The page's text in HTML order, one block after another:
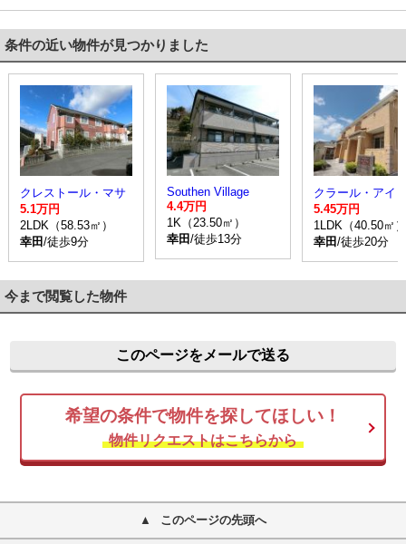
条件の近い物件が見つかりました
クレストール・マサ
5.1万円
2LDK（58.53㎡）
幸田/徒歩9分
Southen Village
4.4万円
1K（23.50㎡）
幸田/徒歩13分
クラール・アイ
5.45万円
1LDK（40.50㎡）
幸田/徒歩20分
今まで閲覧した物件
このページをメールで送る
希望の条件で物件を探してほしい！
物件リクエストはこちらから
このページの先頭へ